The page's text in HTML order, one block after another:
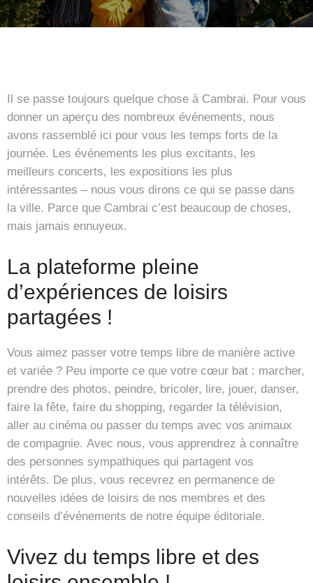
Il se passe toujours quelque chose à Cambrai. Pour vous
donner un aperçu des nombreux événements, nous
avons rassemblé ici pour vous les temps forts de la
journée. Les événements les plus excitants, les
meilleurs concerts, les expositions les plus
intéressantes – nous vous dirons ce qui se passe dans
la ville. Parce que Cambrai c’est beaucoup de choses,
mais jamais ennuyeux.
La plateforme pleine
d’expériences de loisirs
partagées !
Vous aimez passer votre temps libre de manière active
et variée ? Peu importe ce que votre cœur bat : marcher,
prendre des photos, peindre, bricoler, lire, jouer, danser,
faire la fête, faire du shopping, regarder la télévision,
aller au cinéma ou passer du temps avec vos animaux
de compagnie. Avec nous, vous apprendrez à connaître
des personnes sympathiques qui partagent vos
intérêts. De plus, vous recevrez en permanence de
nouvelles idées de loisirs de nos membres et des
conseils d’événements de notre équipe éditoriale.
Vivez du temps libre et des